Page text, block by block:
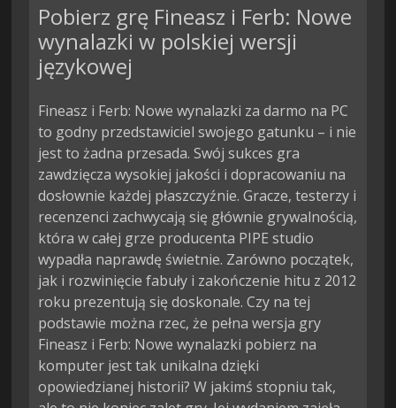
Pobierz grę Fineasz i Ferb: Nowe
wynalazki w polskiej wersji
językowej
Fineasz i Ferb: Nowe wynalazki za darmo na PC
to godny przedstawiciel swojego gatunku – i nie
jest to żadna przesada. Swój sukces gra
zawdzięcza wysokiej jakości i dopracowaniu na
dosłownie każdej płaszczyźnie. Gracze, testerzy i
recenzenci zachwycają się głównie grywalnością,
która w całej grze producenta PIPE studio
wypadła naprawdę świetnie. Zarówno początek,
jak i rozwinięcie fabuły i zakończenie hitu z 2012
roku prezentują się doskonale. Czy na tej
podstawie można rzec, że pełna wersja gry
Fineasz i Ferb: Nowe wynalazki pobierz na
komputer jest tak unikalna dzięki
opowiedzianej historii? W jakimś stopniu tak,